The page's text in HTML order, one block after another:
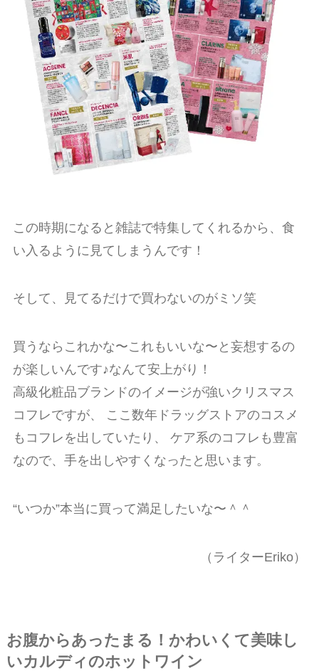
この時期になると雑誌で特集してくれるから、食
い入るように見てしまうんです！
そして、見てるだけで買わないのがミソ笑
買うならこれかな〜これもいいな〜と妄想するの
が楽しいんです♪なんて安上がり！
高級化粧品ブランドのイメージが強いクリスマス
コフレですが、 ここ数年ドラッグストアのコスメ
もコフレを出していたり、 ケア系のコフレも豊富
なので、手を出しやすくなったと思います。
“いつか”本当に買って満足したいな〜＾＾
（ライターEriko）
お腹からあったまる！かわいくて美味し
いカルディのホットワイン